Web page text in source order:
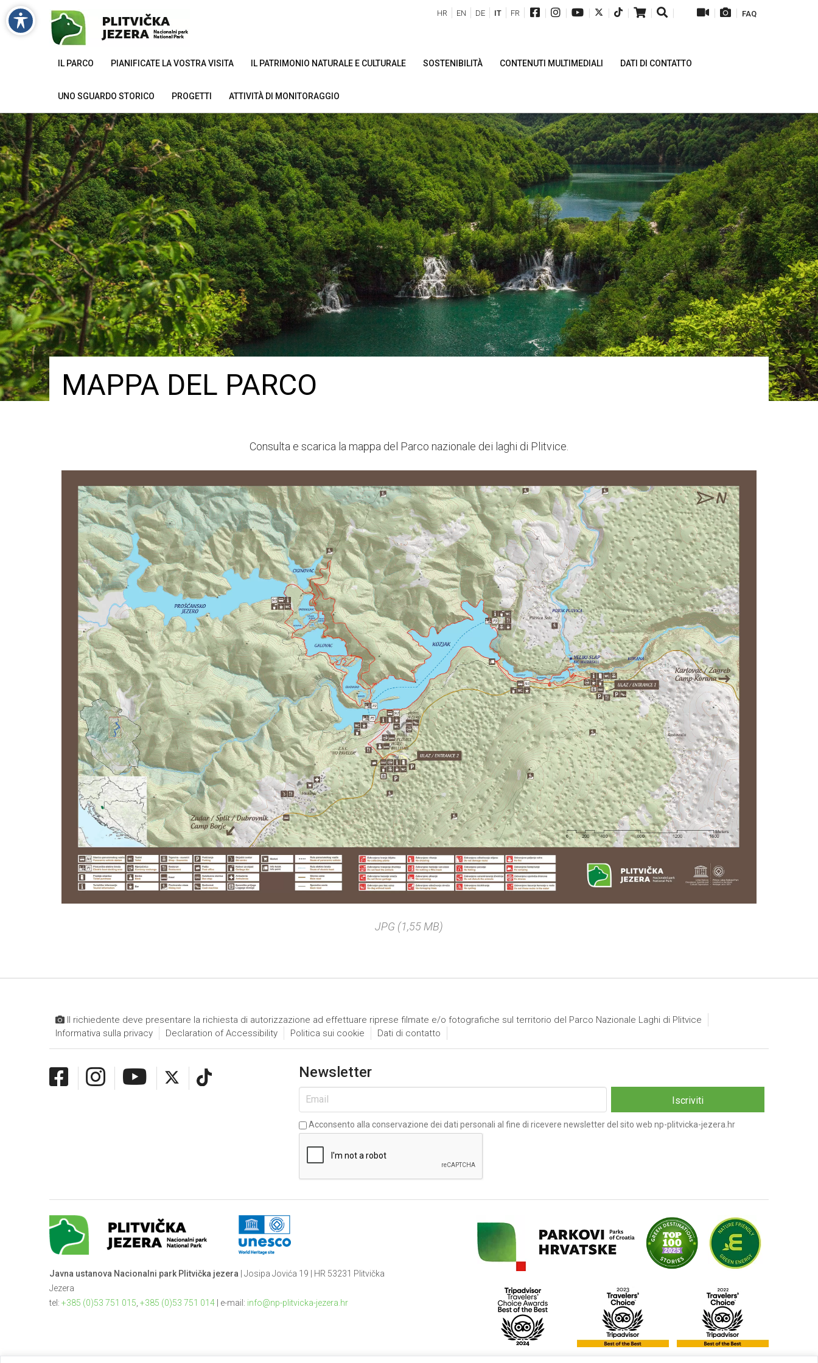
| | | | | | | | | FAQ
HR EN DE IT FR
IL PARCO PIANIFICATE LA VOSTRA VISITA IL PATRIMONIO NATURALE E CULTURALE SOSTENIBILITÀ CONTENUTI MULTIMEDIALI DATI DI CONTATTO
UNO SGUARDO STORICO PROGETTI ATTIVITÀ DI MONITORAGGIO
MAPPA DEL PARCO
Consulta e scarica la mappa del Parco nazionale dei laghi di Plitvice.
JPG (1,55 MB)
Il richiedente deve presentare la richiesta di autorizzazione ad effettuare riprese filmate e/o fotografiche sul territorio del Parco Nazionale Laghi di Plitvice
Informativa sulla privacy
Declaration of Accessibility Politica sui cookie Dati di contatto
Newsletter
Acconsento alla conservazione dei dati personali al fine di ricevere newsletter del sito web np-plitvicka-jezera.hr
Javna ustanova Nacionalni park Plitvička jezera | Josipa Jovića 19 | HR 53231 Plitvička
Jezera
tel: +385 (0)53 751 015 +385 (0)53 751 014| e-mail: info@np-plitvicka-jezera.hr